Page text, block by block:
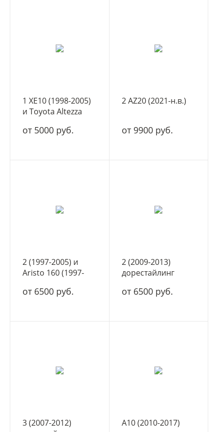
1 XE10 (1998-2005)
и Toyota Altezza
от 5000 руб.
2 AZ20 (2021-н.в.)
от 9900 руб.
2 (1997-2005) и
Aristo 160 (1997-
от 6500 руб.
2 (2009-2013)
дорестайлинг
от 6500 руб.
3 (2007-2012)
A10 (2010-2017)